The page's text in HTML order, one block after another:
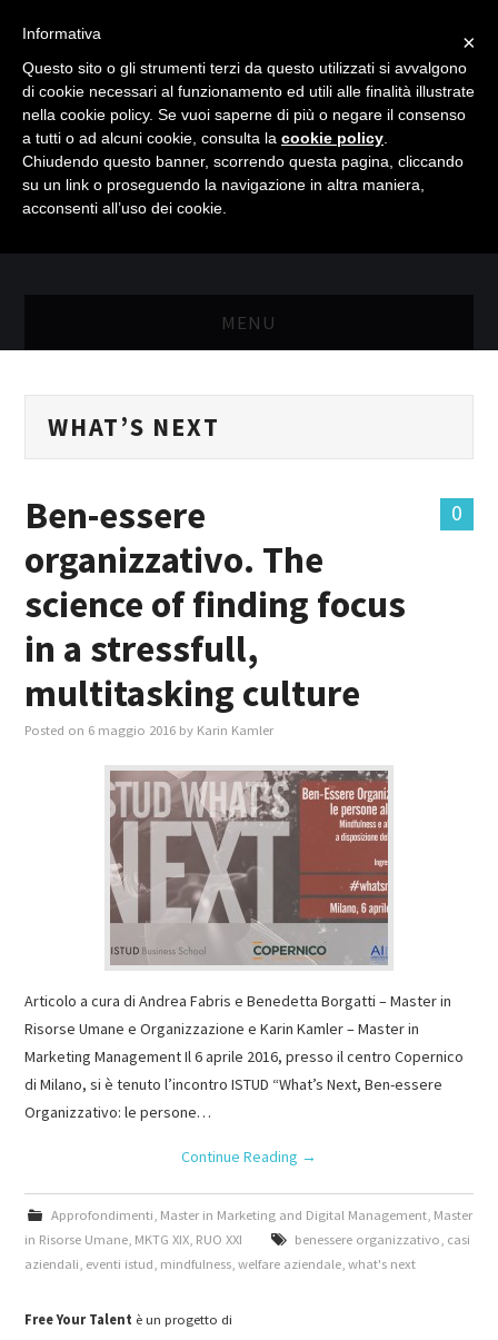
MENU
MASTER MARKETING & RETAIL
MASTER IN FOOD & BEVERAGE
GIURISTI IN AZIENDA
TUTTI
WHAT’S NEXT
0
Ben-essere
organizzativo. The
science of finding focus
in a stressfull,
multitasking culture
Posted on 6 maggio 2016 by Karin Kamler
Articolo a cura di Andrea Fabris e Benedetta Borgatti – Master in
Risorse Umane e Organizzazione e Karin Kamler – Master in
Marketing Management Il 6 aprile 2016, presso il centro Copernico
di Milano, si è tenuto l’incontro ISTUD “What’s Next, Ben-essere
Organizzativo: le persone…
Continue Reading →
Approfondimenti Master in Marketing and Digital Management, Master
in Risorse Umane MKTG XIX RUO XXI benessere organizzativo casi
aziendali eventi istud mindfulness ,welfare aziendale ,what's next
Free Your Talent è un progetto di
×
Informativa
Questo sito o gli strumenti terzi da questo utilizzati si avvalgono
di cookie necessari al funzionamento ed utili alle finalità illustrate
nella cookie policy. Se vuoi saperne di più o negare il consenso
a tutti o ad alcuni cookie, consulta la cookie policy
Chiudendo questo banner, scorrendo questa pagina, cliccando
su un link o proseguendo la navigazione in altra maniera,
acconsenti all’uso dei cookie.